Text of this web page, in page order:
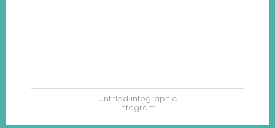
Untitled infographic
Infogram